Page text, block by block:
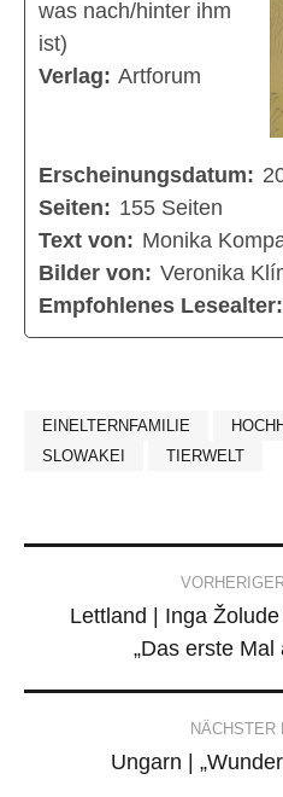
was nach/hinter ihm
ist)
Verlag: Artforum
Erscheinungsdatum:
Seiten: 155 Seiten
Text von: Monika
Bilder von: Veronika
Empfohlenes Lesealter:
EINELTERNFAMILIE
SLOWAKEI
TIERWELT
navigation
Lettland | Inga
„Das erste Mal
NÄCHSTER
Ungarn |